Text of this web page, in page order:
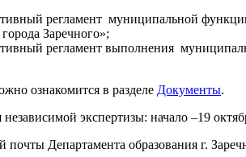
регламент муниципальной
Заречного»;
регламент выполнения
ознакомится в разделе Документы.
экспертизы: начало –19
почты Департамента образования г.